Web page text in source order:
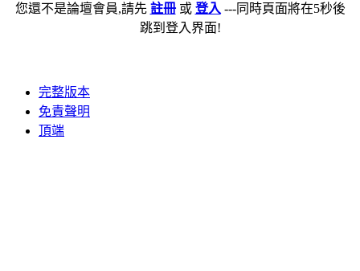
您還不是論壇會員,請先 註冊或 登入 ---同時頁面將在5秒後
跳到登入界面!
完整版本
免責聲明
頂端